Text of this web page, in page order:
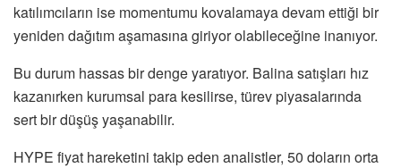
katılımcıların ise momentumu kovalamaya devam ettiği bir
yeniden dağıtım aşamasına giriyor olabileceğine inanıyor.
Bu durum hassas bir denge yaratıyor. Balina satışları hız
kazanırken kurumsal para kesilirse, türev piyasalarında
sert bir düşüş yaşanabilir.
HYPE fiyat hareketini takip eden analistler, 50 doların orta